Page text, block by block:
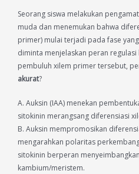
Seorang siswa melakukan
muda dan menemukan bahwa
primer) mulai terjadi pada fase
diminta menjelaskan peran
pembuluh xilem primer tersebut,
akurat?
A. Auksin (IAA) menekan
sitokinin merangsang diferensiasi
B. Auksin mempromosikan
mengarahkan polaritas
sitokinin berperan
kambium/meristem.